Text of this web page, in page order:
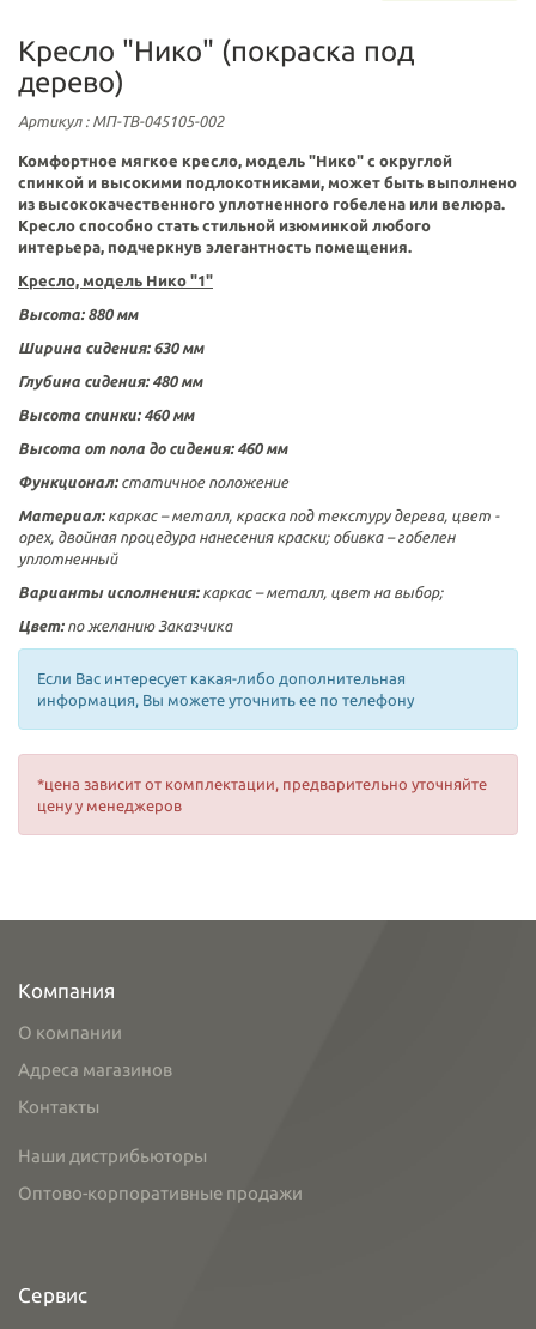
Кресло "Нико" (покраска под
дерево)
Артикул: МП-ТВ-045105-002
Комфортное мягкое кресло, модель "Нико" с округлой
спинкой и высокими подлокотниками, может быть выполнено
из высококачественного уплотненного гобелена или велюра.
Кресло способно стать стильной изюминкой любого
интерьера, подчеркнув элегантность помещения.
Кресло, модель Нико "1"
Высота:880 мм
Ширина сидения: 630 мм
Глубина сидения: 480 мм
Высота спинки:460 мм
Высота от пола до сидения:460 мм
Функционал: статичное положение
Материал: каркас –металл, краска под текстуру дерева, цвет -
орех, двойная процедура нанесения краски; обивка – гобелен
уплотненный
Варианты исполнения: каркас – металл, цвет на выбор;
Цвет:по желанию Заказчика
Если Вас интересует какая-либо дополнительная
информация, Вы можете уточнить ее по телефону
*цена зависит от комплектации, предварительно уточняйте
цену у менеджеров
Компания
О компании
Адреса магазинов
Контакты
Наши дистрибьюторы
Оптово-корпоративные продажи
Сервис